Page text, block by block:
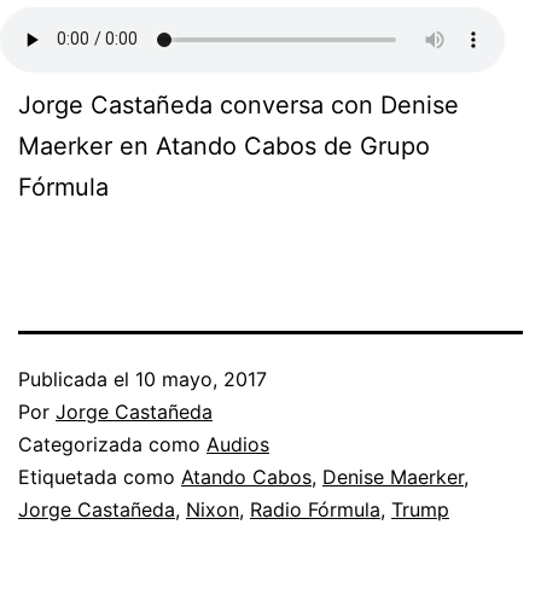
Jorge Castañeda conversa con Denise
Maerker en Atando Cabos de Grupo
Fórmula
Publicada el 10 mayo, 2017
Por Jorge Castañeda
Categorizada como Audios
Etiquetada como Atando Cabos, Denise Maerker,
Jorge Castañeda, Nixon, Radio Fórmula, Trump